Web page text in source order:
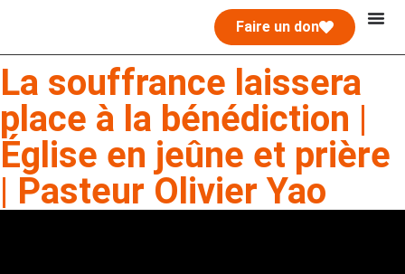
Faire un don
La souffrance laissera
place à la bénédiction |
Église en jeûne et prière
| Pasteur Olivier Yao